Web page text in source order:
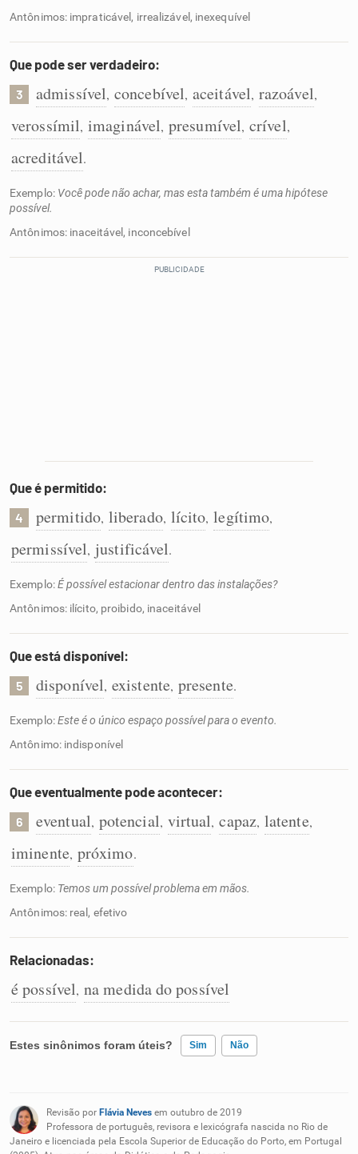
Dicionário
Antônimos: impraticável, irrealizável, inexequível
Que pode ser verdadeiro:
3 admissível, concebível, aceitável, razoável,
verossímil, imaginável, presumível, crível,
acreditável.
Exemplo: Você pode não achar, mas esta também é uma hipótese
possível.
Antônimos: inaceitável, inconcebível
Que é permitido:
4 permitido, liberado, lícito, legítimo,
permissível, justificável.
Exemplo:É possível estacionar dentro das instalações?
Antônimos: ilícito, proibido, inaceitável
Que está disponível:
5 disponível, existente, presente.
Exemplo:Este é o único espaço possível para o evento.
Antônimo: indisponível
Que eventualmente pode acontecer:
6 eventual, potencial, virtual, capaz, latente,
iminente, próximo.
Exemplo: Temos um possível problema em mãos.
Antônimos: real, efetivo
Relacionadas:
é possível, na medida do possível
Estes sinônimos foram úteis? Sim Não
Nenhum dos sinônimos apresentados me ajudou
Revisão por Flávia Neves em outubro de 2019
Professora de português, revisora e lexicógrafa nascida no Rio de
Janeiro e licenciada pela Escola Superior de Educação do Porto, em Portugal